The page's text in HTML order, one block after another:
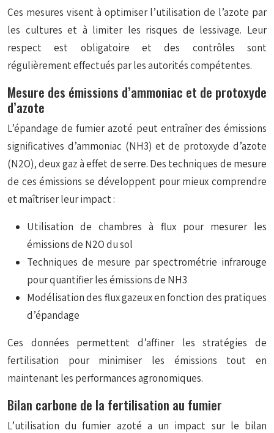
Ces mesures visent à optimiser l’utilisation de l’azote par
les cultures et à limiter les risques de lessivage. Leur
respect est obligatoire et des contrôles sont
régulièrement effectués par les autorités compétentes.
Mesure des émissions d’ammoniac et de protoxyde
d’azote
L’épandage de fumier azoté peut entraîner des émissions
significatives d’ammoniac (NH3) et de protoxyde d’azote
(N2O), deux gaz à effet de serre. Des techniques de mesure
de ces émissions se développent pour mieux comprendre
et maîtriser leur impact :
Utilisation de chambres à flux pour mesurer les
émissions de N2O du sol
Techniques de mesure par spectrométrie infrarouge
pour quantifier les émissions de NH3
Modélisation des flux gazeux en fonction des pratiques
d’épandage
Ces données permettent d’affiner les stratégies de
fertilisation pour minimiser les émissions tout en
maintenant les performances agronomiques.
Bilan carbone de la fertilisation au fumier
L’utilisation du fumier azoté a un impact sur le bilan